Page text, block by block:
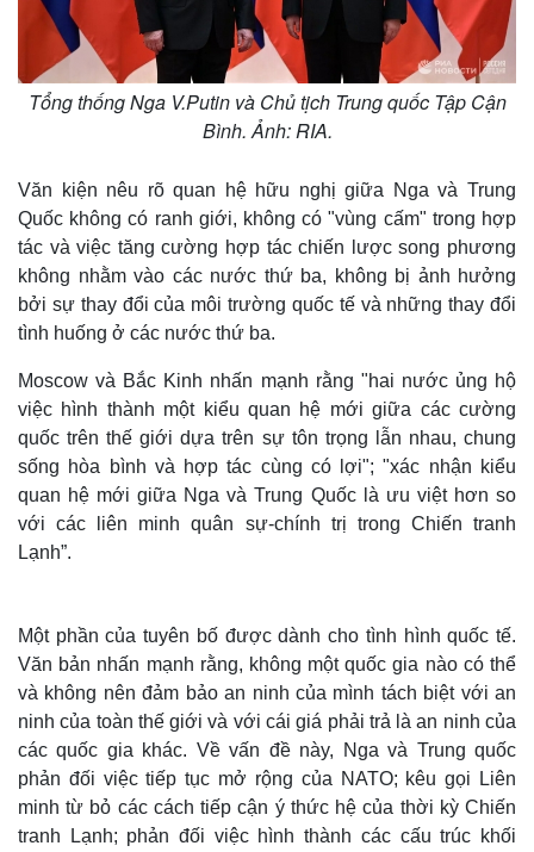
Tổng thống Nga V.Putin và Chủ tịch Trung quốc Tập Cận
Bình. Ảnh: RIA.
Văn kiện nêu rõ quan hệ hữu nghị giữa Nga và Trung
Quốc không có ranh giới, không có "vùng cấm" trong hợp
tác và việc tăng cường hợp tác chiến lược song phương
không nhằm vào các nước thứ ba, không bị ảnh hưởng
bởi sự thay đổi của môi trường quốc tế và những thay đổi
tình huống ở các nước thứ ba.
Moscow và Bắc Kinh nhấn mạnh rằng "hai nước ủng hộ
việc hình thành một kiểu quan hệ mới giữa các cường
quốc trên thế giới dựa trên sự tôn trọng lẫn nhau, chung
sống hòa bình và hợp tác cùng có lợi"; "xác nhận kiểu
quan hệ mới giữa Nga và Trung Quốc là ưu việt hơn so
với các liên minh quân sự-chính trị trong Chiến tranh
Lạnh”.
Một phần của tuyên bố được dành cho tình hình quốc tế.
Văn bản nhấn mạnh rằng, không một quốc gia nào có thể
và không nên đảm bảo an ninh của mình tách biệt với an
ninh của toàn thế giới và với cái giá phải trả là an ninh của
các quốc gia khác. Về vấn đề này, Nga và Trung quốc
phản đối việc tiếp tục mở rộng của NATO; kêu gọi Liên
minh từ bỏ các cách tiếp cận ý thức hệ của thời kỳ Chiến
tranh Lạnh; phản đối việc hình thành các cấu trúc khối